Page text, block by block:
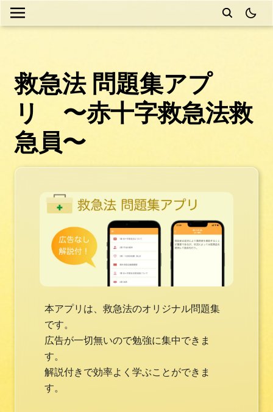
救急法 問題集アプ
リ 〜赤十字救急法救
急員〜
本アプリは、救急法のオリジナル問題集
です。
広告が一切無いので勉強に集中できま
す。
解説付きで効率よく学ぶことができま
す。